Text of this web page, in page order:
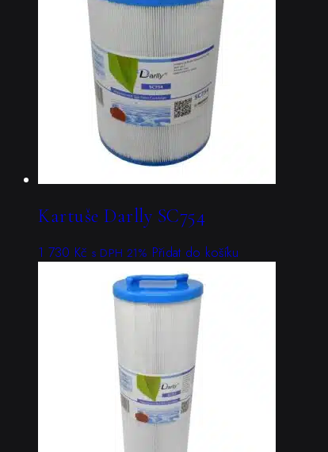
Kartuše Darlly SC754
1 730 Kč s DPH 21% Přidat do košíku